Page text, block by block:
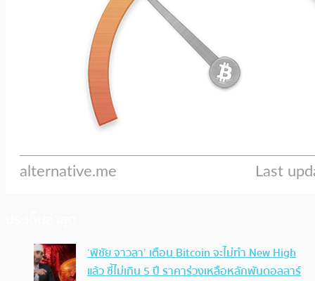
‘พิชัย จาวลา’ เตือน Bitcoin จะไม่ทำ New High
แล้ว ชี้ไม่เกิน 5 ปี ราคาร่วงเหลือหลักพันดอลลาร์